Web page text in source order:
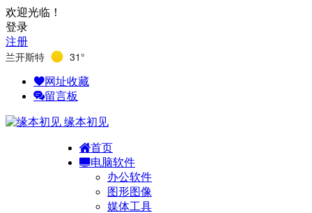
欢迎光临！
登录
注册
兰开斯特 31°
网址收藏
留言板
缘本初见
首页
电脑软件
办公软件
图形图像
媒体工具